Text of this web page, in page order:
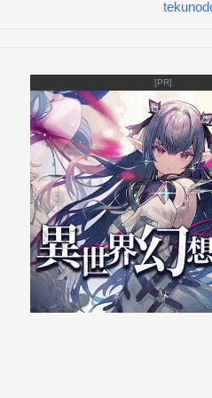
ミスが少なく破壊できれば高得点
的に８０年代を意識したレトロな
びに癖になります。
の音量が０になっていると効果
ください。
表示がない有料版「Meteor
[PR]